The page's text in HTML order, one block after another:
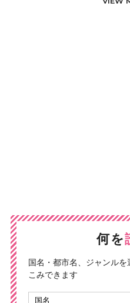
何を
国名・都市名、ジャンル
こみできます